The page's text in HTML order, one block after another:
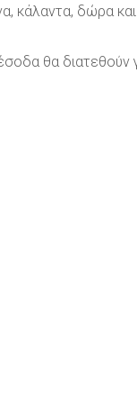
κάλαντα, δώρα
θα διατεθούν